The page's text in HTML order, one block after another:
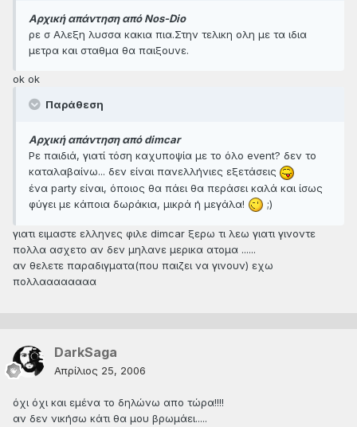
Αρχική απάντηση από Nos-Dio
ρε σ Αλεξη λυσσα κακια πια.Στην τελικη ολη με τα ιδια
μετρα και σταθμα θα παιξουνε.
ok ok
Παράθεση
Αρχική απάντηση από dimcar
Ρε παιδιά, γιατί τόση καχυποψία με το όλο event? δεν το
καταλαβαίνω... δεν είναι πανελλήνιες εξετάσεις
ένα party είναι, όποιος θα πάει θα περάσει καλά και ίσως
φύγει με κάποια δωράκια, μικρά ή μεγάλα!
;)
γιατι ειμαστε ελληνες φιλε dimcar ξερω τι λεω γιατι γινοντε
πολλα ασχετο αν δεν μηλανε μερικα ατομα ......
αν θελετε παραδιγματα(που παιζει να γινουν) εχω
πολλαααααααα
DarkSaga
Απρίλιος 25, 2006
όχι όχι και εμένα το δηλώνω απο τώρα!!!!
αν δεν νικήσω κάτι θα μου βρωμάει.....